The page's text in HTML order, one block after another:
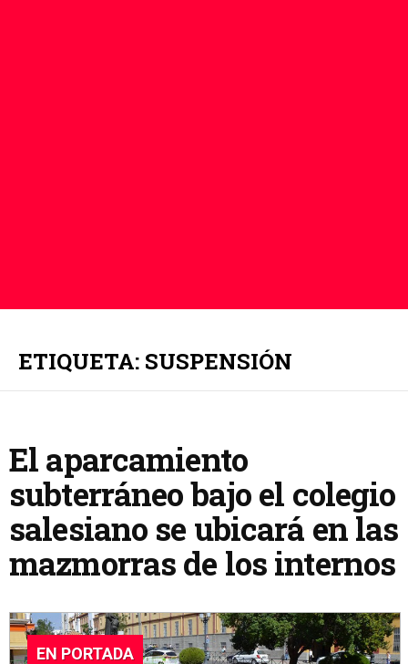
ETIQUETA: SUSPENSIÓN
El aparcamiento
subterráneo bajo el colegio
salesiano se ubicará en las
mazmorras de los internos
EN PORTADA